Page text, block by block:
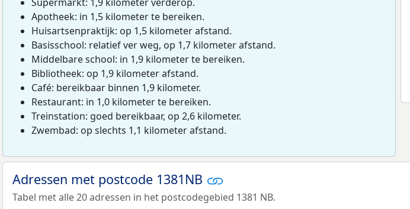
Apotheek: in 1,5 kilometer te bereiken.
Huisartsenpraktijk: op 1,5 kilometer afstand.
Basisschool: relatief ver weg, op 1,7 kilometer afstand.
Middelbare school: in 1,9 kilometer te bereiken.
Bibliotheek: op 1,9 kilometer afstand.
Café: bereikbaar binnen 1,9 kilometer.
Restaurant: in 1,0 kilometer te bereiken.
Treinstation: goed bereikbaar, op 2,6 kilometer.
Zwembad: op slechts 1,1 kilometer afstand.
Adressen met postcode 1381NB
Tabel met alle 20 adressen in het postcodegebied 1381 NB.